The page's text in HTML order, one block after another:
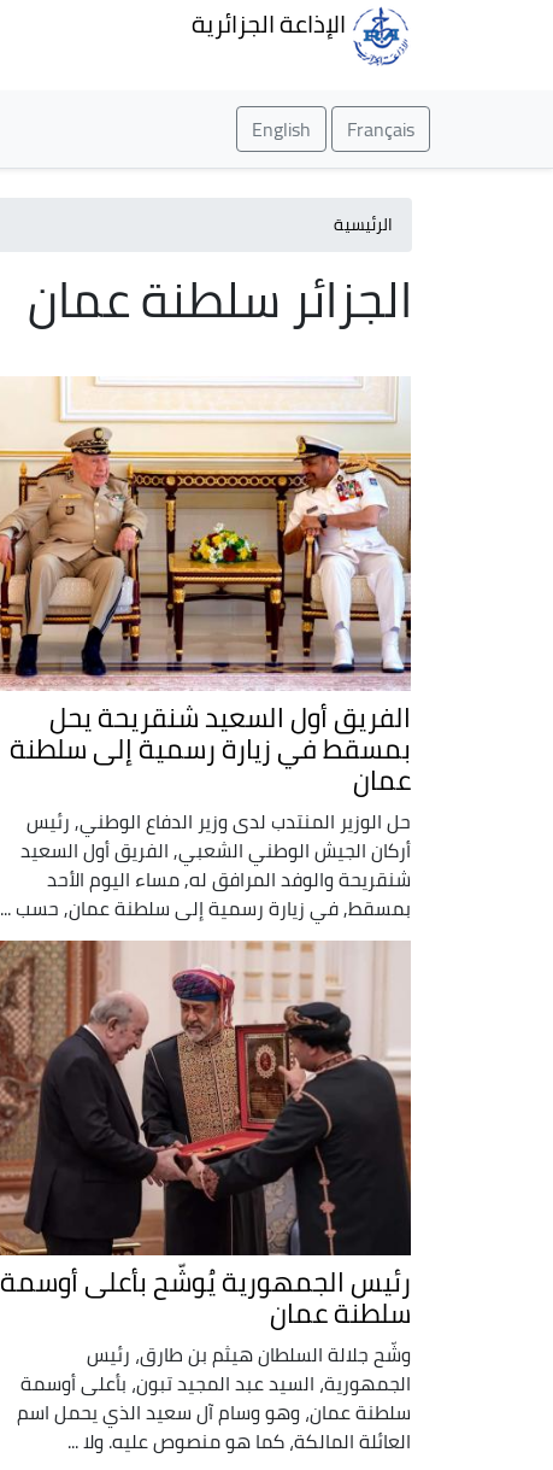
الإذاعة الجزائرية
Français
English
الرئيسية
الجزائر سلطنة عمان
الفريق أول السعيد شنقريحة يحل
بمسقط في زيارة رسمية إلى سلطنة
عمان
حل الوزير المنتدب لدى وزير الدفاع الوطني, رئيس
أركان الجيش الوطني الشعبي, الفريق أول السعيد
شنقريحة والوفد المرافق له, مساء اليوم الأحد
بمسقط, في زيارة رسمية إلى سلطنة عمان, حسب ...
رئيس الجمهورية يُوشّح بأعلى أوسمة
سلطنة عمان
وشّح جلالة السلطان هيثم بن طارق، رئيس
الجمهورية، السيد عبد المجيد تبون، بأعلى أوسمة
سلطنة عمان، وهو وسام آل سعيد الذي يحمل اسم
العائلة المالكة، كما هو منصوص عليه. ولا ...